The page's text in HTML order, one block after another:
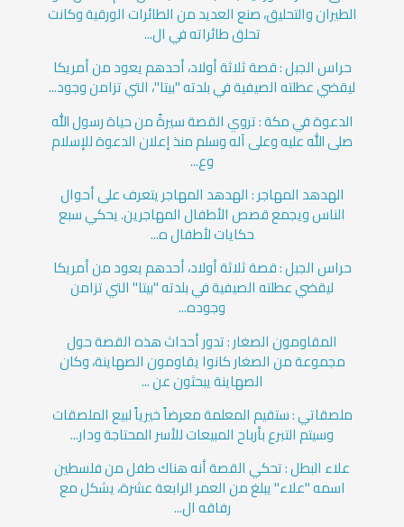
الطيران والتحليق، صنع العديد من الطائرات الورقية وكانت
تحلق طائراته في ال...
حراس الجبل : قصة ثلاثة أولاد، أحدهم يعود من أمريكا
ليقضي عطلته الصيفية في بلدته "بيتا"، التي تزامن وجود...
الدعوة في مكة : تروي القصة سيرةً من حياة رسول الله
صلى الله عليه وعلى آله وسلم منذ إعلان الدعوة للإسلام
وع...
الهدهد المهاجر : الهدهد المهاجر يتعرف على أحوال
الناس ويجمع قصص الأطفال المهاجرين. يحكي سبع
حكايات لأطفال ه...
حراس الجبل : قصة ثلاثة أولاد، أحدهم يعود من أمريكا
ليقضي عطلته الصيفية في بلدته "بيتا" التي تزامن
وجوده...
المقاومون الصغار : تدور أحداث هذه القصة حول
مجموعة من الصغار كانوا يقاومون الصهاينة، وكان
الصهاينة يبحثون عن ...
ملصقاتي : ستقيم المعلمة معرضاً خيرياً لبيع الملصقات
وسيتم التبرع بأرباح المبيعات للأسر المحتاجة ودار...
علاء البطل : تحكي القصة أنه هناك طفل من فلسطين
اسمه "علاء" يبلغ من العمر الرابعة عشرة، يشكل مع
رفاقه ال...